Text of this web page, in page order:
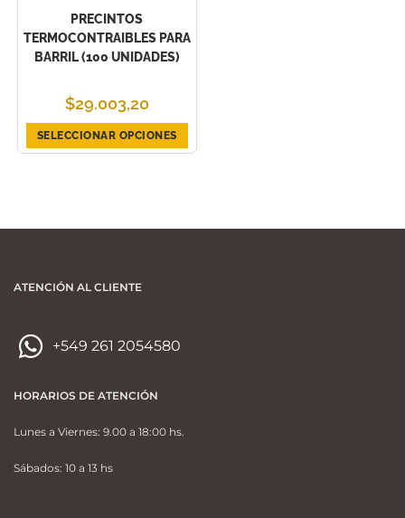
PRECINTOS
TERMOCONTRAIBLES PARA
BARRIL (100 UNIDADES)
$29.003,20
SELECCIONAR OPCIONES
ATENCIÓN AL CLIENTE
+549 261 2054580
HORARIOS DE ATENCIÓN
Lunes a Viernes: 9.00 a 18:00 hs.
Sábados: 10 a 13 hs